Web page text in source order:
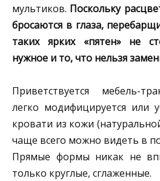
мультиков. Поскольку
бросаются в глаза,
таких ярких «пятен» не
нужное и то, что нельзя
Приветствуется мебель-
легко модифицируется или
кровати из кожи
чаще всего можно видеть в
Прямые формы никак не
только круглые, сглаженные.